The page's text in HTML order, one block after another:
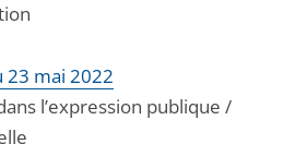
23 mai 2022
l’expression publique /